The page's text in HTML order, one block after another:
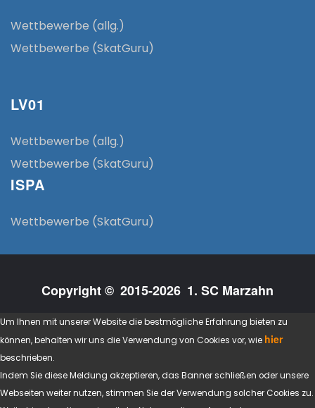
Wettbewerbe (allg.)
Wettbewerbe (SkatGuru)
LV01
Wettbewerbe (allg.)
Wettbewerbe (SkatGuru)
ISPA
Wettbewerbe (SkatGuru)
Copyright © 2015-2026 1. SC Marzahn
Um Ihnen mit unserer Website die bestmögliche Erfahrung bieten zu
können, behalten wir uns die Verwendung von Cookies vor, wie hier
beschrieben.
Indem Sie diese Meldung akzeptieren, das Banner schließen oder unsere
Webseiten weiter nutzen, stimmen Sie der Verwendung solcher Cookies zu.